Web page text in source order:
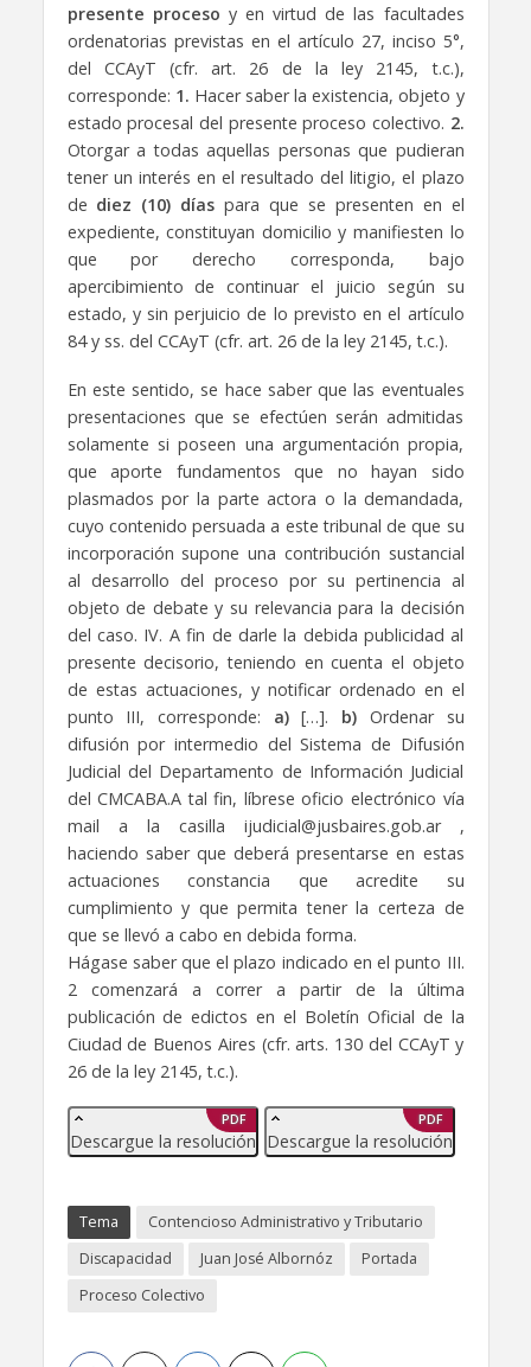
presente proceso y en virtud de las facultades
ordenatorias previstas en el artículo 27, inciso 5°,
del CCAyT (cfr. art. 26 de la ley 2145, t.c.),
corresponde: 1. Hacer saber la existencia, objeto y
estado procesal del presente proceso colectivo. 2.
Otorgar a todas aquellas personas que pudieran
tener un interés en el resultado del litigio, el plazo
de diez (10) días para que se presenten en el
expediente, constituyan domicilio y manifiesten lo
que por derecho corresponda, bajo
apercibimiento de continuar el juicio según su
estado, y sin perjuicio de lo previsto en el artículo
84 y ss. del CCAyT (cfr. art. 26 de la ley 2145, t.c.).
En este sentido, se hace saber que las eventuales
presentaciones que se efectúen serán admitidas
solamente si poseen una argumentación propia,
que aporte fundamentos que no hayan sido
plasmados por la parte actora o la demandada,
cuyo contenido persuada a este tribunal de que su
incorporación supone una contribución sustancial
al desarrollo del proceso por su pertinencia al
objeto de debate y su relevancia para la decisión
del caso. IV. A fin de darle la debida publicidad al
presente decisorio, teniendo en cuenta el objeto
de estas actuaciones, y notificar ordenado en el
punto III, corresponde: a)[…]. b) Ordenar su
difusión por intermedio del Sistema de Difusión
Judicial del Departamento de Información Judicial
del CMCABA.A tal fin, líbrese oficio electrónico vía
mail a la casilla ijudicial@jusbaires.gob.ar ,
haciendo saber que deberá presentarse en estas
actuaciones constancia que acredite su
cumplimiento y que permita tener la certeza de
que se llevó a cabo en debida forma.
Hágase saber que el plazo indicado en el punto III.
2 comenzará a correr a partir de la última
publicación de edictos en el Boletín Oficial de la
Ciudad de Buenos Aires (cfr. arts. 130 del CCAyT y
26 de la ley 2145, t.c.).
Descargue la resolución
PDF
Descargue la resolución
PDF
Tema
Contencioso Administrativo y Tributario
Discapacidad
Juan José Albornóz
Portada
Proceso Colectivo